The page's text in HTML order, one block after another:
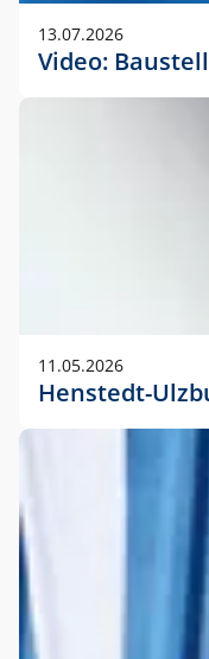
13.07.2026
Video:
11.05.2026
Henstedt-